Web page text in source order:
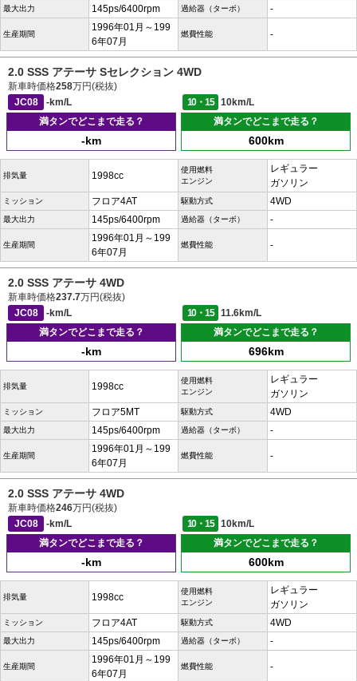
最大出力 145ps/6400rpm 過給器（ターボ） -
生産期間
1996年01月～199
6年07月
燃費性能 -
2.0 SSS アテーサ Sセレクション 4WD
新車時価格258万円(税抜)
JC08
-km/L 10・15
10km/L
満タンでどこまで走る？
-km
満タンでどこまで走る？
600km
排気量 1998cc
使用燃料
エンジン
レギュラー
ガソリン
ミッション フロア4AT 駆動方式 4WD
最大出力 145ps/6400rpm 過給器（ターボ） -
生産期間
1996年01月～199
6年07月
燃費性能 -
2.0 SSS アテーサ 4WD
新車時価格237.7万円(税抜)
JC08
-km/L 10・15
11.6km/L
満タンでどこまで走る？
-km
満タンでどこまで走る？
696km
排気量 1998cc
使用燃料
エンジン
レギュラー
ガソリン
ミッション フロア5MT 駆動方式 4WD
最大出力 145ps/6400rpm 過給器（ターボ） -
生産期間
1996年01月～199
6年07月
燃費性能 -
2.0 SSS アテーサ 4WD
新車時価格246万円(税抜)
JC08
-km/L 10・15
10km/L
満タンでどこまで走る？
-km
満タンでどこまで走る？
600km
排気量 1998cc
使用燃料
エンジン
レギュラー
ガソリン
ミッション フロア4AT 駆動方式 4WD
最大出力 145ps/6400rpm 過給器（ターボ） -
生産期間
1996年01月～199
6年07月
燃費性能 -